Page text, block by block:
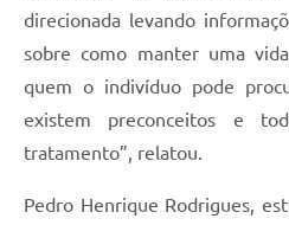
direcionada levando
sobre como manter uma
quem o indivíduo pode
existem preconceitos e
tratamento”, relatou.
Pedro Henrique Rodrigues,